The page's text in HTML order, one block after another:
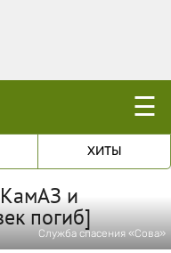
☰
ХИТЫ
и
погиб]
Служба спасения «Сова»